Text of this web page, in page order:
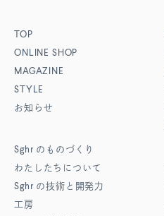
TOP
ONLINE SHOP
MAGAZINE
STYLE
お知らせ
Sghr のものづくり
わたしたちについて
Sghr の技術と開発力
工房